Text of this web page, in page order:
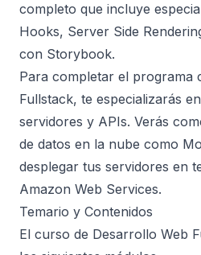
completo que incluye
Hooks, Server Side
con Storybook.
Para completar el programa
Fullstack, te especializarás
servidores y APIs. Verás
de datos en la nube como
desplegar tus servidores en
Amazon Web Services.
Temario y Contenidos
El curso de Desarrollo Web